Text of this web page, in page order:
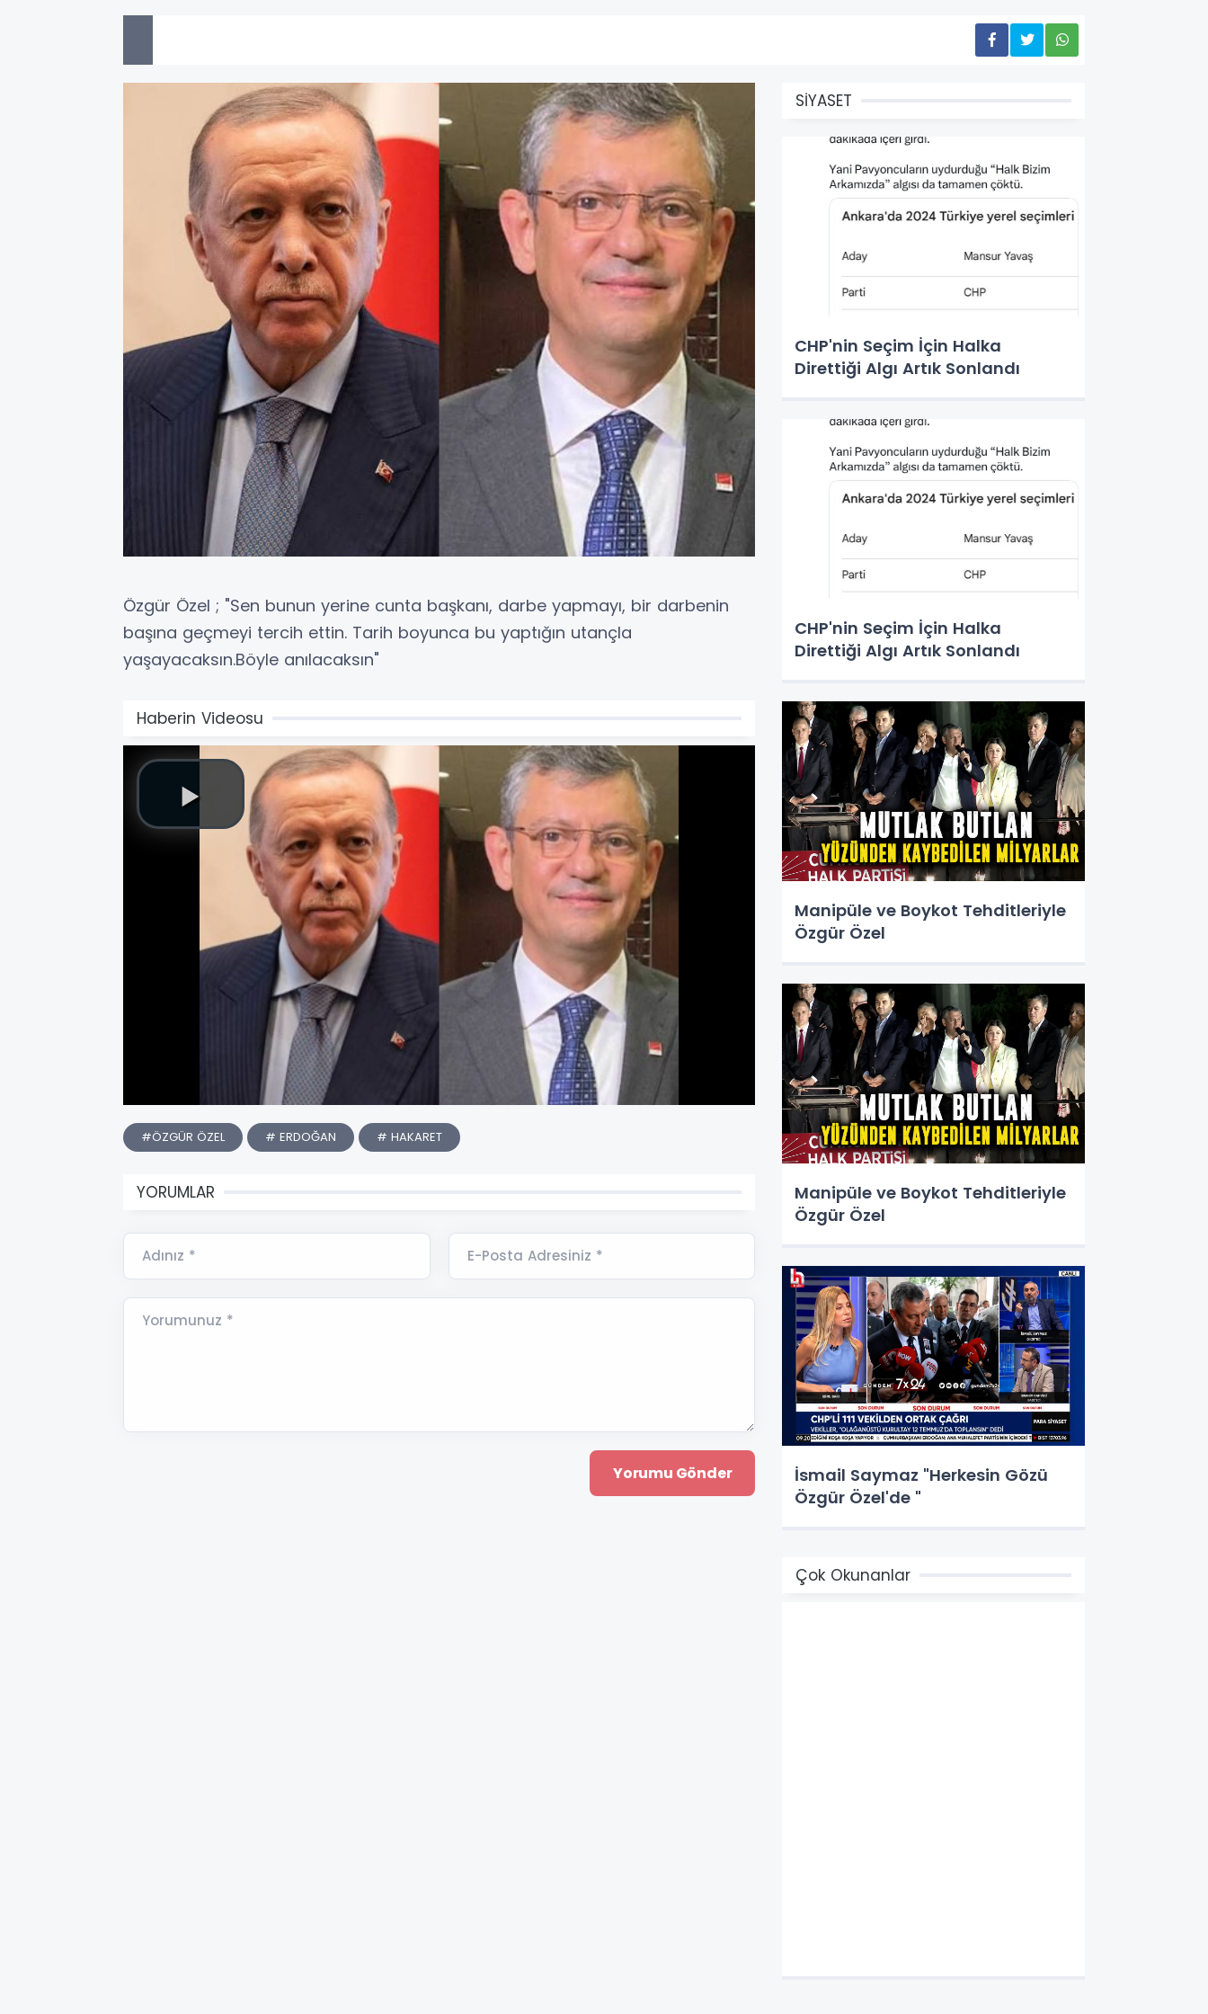
Özgür Özel ; "Sen bunun yerine cunta başkanı, darbe yapmayı, bir darbenin
başına geçmeyi tercih ettin. Tarih boyunca bu yaptığın utançla
yaşayacaksın.Böyle anılacaksın"
Haberin Videosu
#ÖZGÜR ÖZEL # ERDOĞAN # HAKARET
YORUMLAR
Adınız * E-Posta Adresiniz *
Yorumunuz *
SİYASET
CHP'nin Seçim İçin Halka
Direttiği Algı Artık Sonlandı
CHP'nin Seçim İçin Halka
Direttiği Algı Artık Sonlandı
Manipüle ve Boykot Tehditleriyle
Özgür Özel
Manipüle ve Boykot Tehditleriyle
Özgür Özel
İsmail Saymaz "Herkesin Gözü
Özgür Özel'de "
Çok Okunanlar